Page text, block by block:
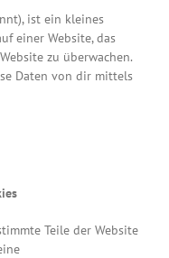
ist ein kleines
einer Website, das
zu überwachen.
Daten von dir mittels
Teile der Website